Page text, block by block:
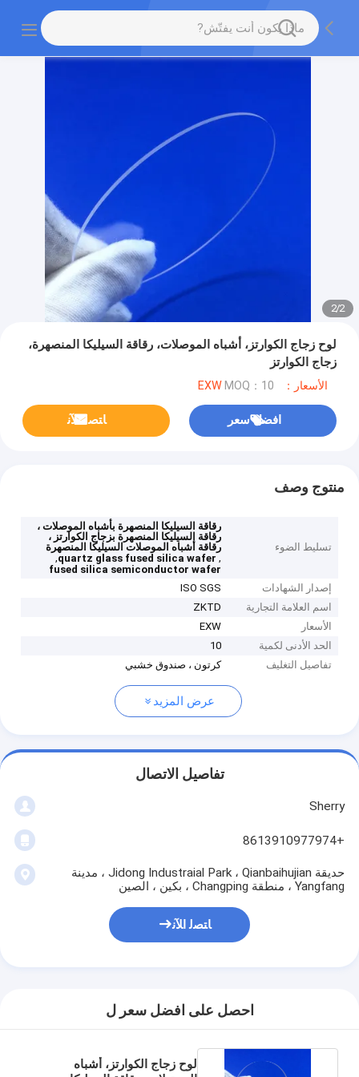
2
/
2
لوح زجاج الكوارتز، أشباه الموصلات، رقاقة السيليكا المنصهرة،
زجاج الكوارتز
الأسعار：EXW MOQ：10
افضل سعر ﺎﺘﺼﻟ ﺍﻶﻧ
منتوج وصف
تسليط الضوء
رقاقة السيليكا المنصهرة بأشباه الموصلات ،
رقاقة السيليكا المنصهرة بزجاج الكوارتز ،
رقاقة أشباه الموصلات السيليكا المنصهرة
,
quartz glass fused silica wafer
,
fused silica semiconductor wafer
إصدار الشهادات
ISO SGS
اسم العلامة التجارية
ZKTD
الأسعار
EXW
الحد الأدنى لكمية
10
تفاصيل التغليف
كرتون ، صندوق خشبي
عرض المزيد
تفاصيل الاتصال
Sherry
+8613910977974
حديقة Jidong Industraial Park ، Qianbaihujian ، مدينة
Yangfang ، منطقة Changping ، بكين ، الصين
ﺎﺘﺼﻟ ﺍﻶﻧ
احصل على افضل سعر ل
لوح زجاج الكوارتز، أشباه